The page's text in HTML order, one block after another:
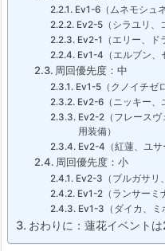
Ev1-6（ムネモシュ
Ev2-5（シラユリ、
Ev2-1（エリー、ド
Ev1-4（エルブン、
周回優先度：中
Ev1-5（クノイチゼ
Ev2-6（ニッキー、
Ev2-2（フレースヴ
用装備）
Ev2-4（紅蓮、ユサ
周回優先度：小
Ev2-3（ブルガサリ
Ev1-2（ランサーミ
Ev1-3（ダイカ、ミ
おわりに：蓮花イベント